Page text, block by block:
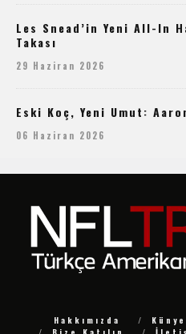
Les Snead’in Yeni All-In
Takası
29 Haziran 2026
Eski Koç, Yeni Umut:
06 Haziran 2026
Hakkımızda Künye